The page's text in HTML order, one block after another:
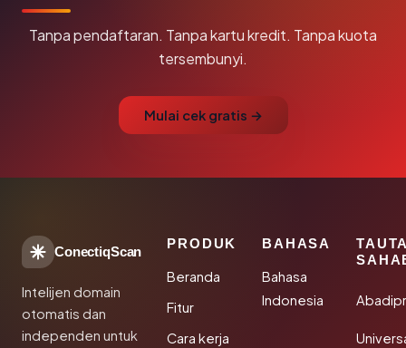
Tanpa pendaftaran. Tanpa kartu kredit. Tanpa kuota
tersembunyi.
Mulai cek gratis →
ConectiqScan
Intelijen domain
otomatis dan
independen untuk
PRODUK
Beranda
Fitur
Cara kerja
BAHASA
Bahasa
Indonesia